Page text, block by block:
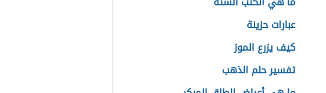
عبارات حزينة
كيف يزرع الموز
تفسير حلم الذهب